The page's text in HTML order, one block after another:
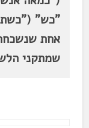
"כש"
אחת
שמתקני